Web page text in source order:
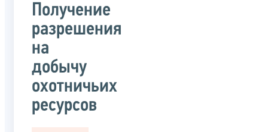
Получение
разрешения
на
добычу
охотничьих
ресурсов